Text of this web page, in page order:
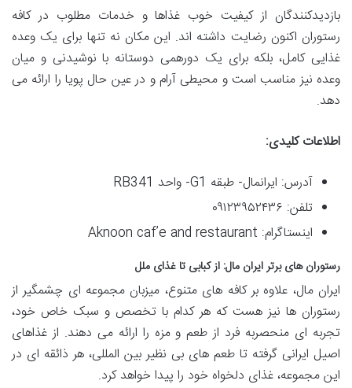
بازدیدکنندگان از کیفیت خوب غذاها و خدمات مطلوب در کافه
رستوران اکنون رضایت داشته اند. این مکان نه تنها برای یک وعده
غذایی کامل، بلکه برای یک دورهمی دوستانه با نوشیدنی و میان
وعده نیز مناسب است و محیطی آرام و در عین حال پویا را ارائه می
دهد.
اطلاعات کلیدی:
آدرس: ایرانمال- طبقه G1- واحد RB341
تلفن: ۰۹۱۲۳۹۵۲۴۳۶
اینستاگرام: Aknoon caf’e and restaurant
رستوران های برتر ایران مال: از کبابی تا غذای ملل
ایران مال، علاوه بر کافه های متنوع، میزبان مجموعه ای چشمگیر از
رستوران ها نیز هست که هر کدام با تخصص و سبک خاص خود،
تجربه ای منحصربه فرد از طعم و مزه را ارائه می دهند. از غذاهای
اصیل ایرانی گرفته تا طعم های بی نظیر بین المللی، هر ذائقه ای در
این مجموعه، غذای دلخواه خود را پیدا خواهد کرد.